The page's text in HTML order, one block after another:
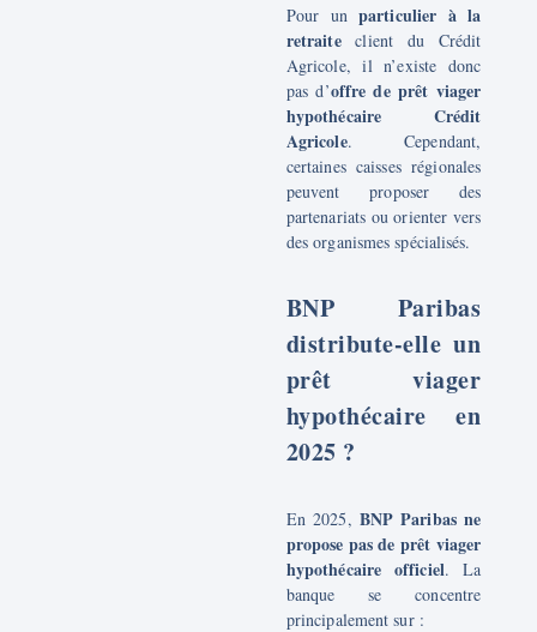
Pour unparticulier à la
retraiteclient du Crédit
Agricole, il n’existe donc
pas d’offre de prêt viager
hypothécaire Crédit
Agricole. Cependant,
certaines caisses régionales
peuvent proposer des
partenariats ou orienter vers
des organismes spécialisés.
BNP Paribas
distribute-elle un
prêt viager
hypothécaire en
2025 ?
En 2025, BNP Paribas ne
propose pas de prêt viager
hypothécaire officiel. La
banque se concentre
principalement sur :